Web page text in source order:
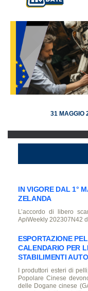
31 MAGGIO
IN VIGORE DAL 1°
ZELANDA
L’accordo di libero
ApiWeekly 202307N42
ESPORTAZIONE
CALENDARIO PER
STABILIMENTI
I produttori esteri di
Popolare Cinese
delle Dogane cinese